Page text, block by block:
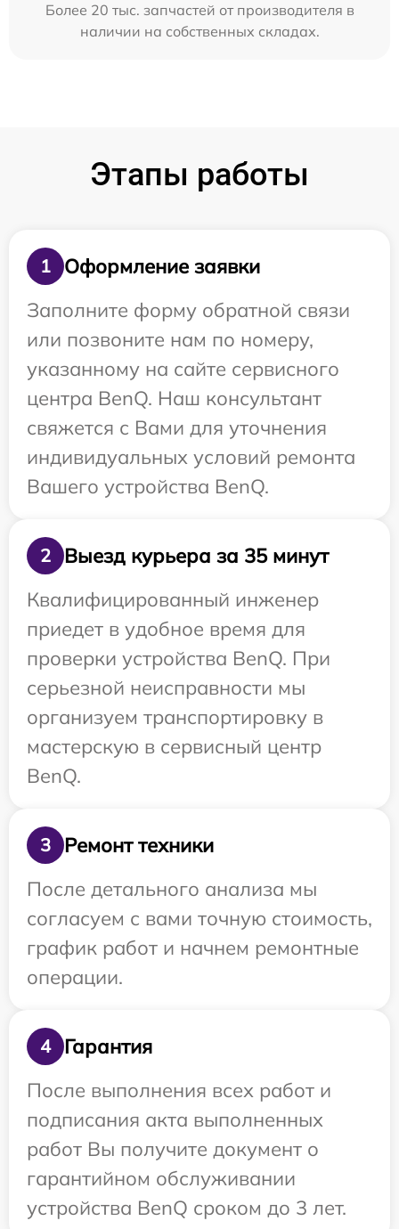
Более 20 тыс. запчастей от производителя в
наличии на собственных складах.
Этапы работы
1
Оформление заявки
Заполните форму обратной связи
или позвоните нам по номеру,
указанному на сайте сервисного
центра BenQ. Наш консультант
свяжется с Вами для уточнения
индивидуальных условий ремонта
Вашего устройства BenQ.
2
Выезд курьера за 35 минут
Квалифицированный инженер
приедет в удобное время для
проверки устройства BenQ. При
серьезной неисправности мы
организуем транспортировку в
мастерскую в сервисный центр
BenQ.
3
Ремонт техники
После детального анализа мы
согласуем с вами точную стоимость,
график работ и начнем ремонтные
операции.
4
Гарантия
После выполнения всех работ и
подписания акта выполненных
работ Вы получите документ о
гарантийном обслуживании
устройства BenQ сроком до 3 лет.